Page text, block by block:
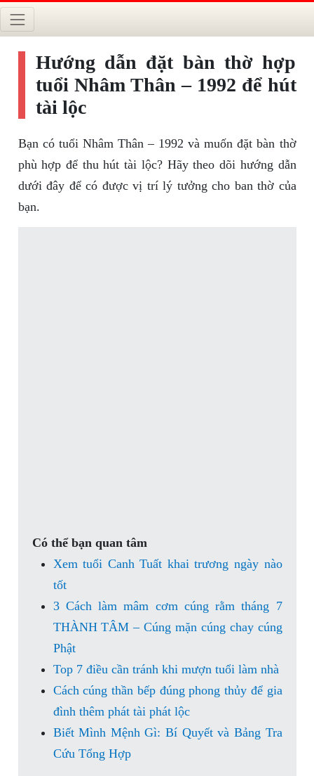
Hướng dẫn đặt bàn thờ hợp
tuổi Nhâm Thân – 1992 để hút
tài lộc
Bạn có tuổi Nhâm Thân – 1992 và muốn đặt bàn thờ
phù hợp để thu hút tài lộc? Hãy theo dõi hướng dẫn
dưới đây để có được vị trí lý tưởng cho ban thờ của
bạn.
Có thể bạn quan tâm
Xem tuổi Canh Tuất khai trương ngày nào
tốt
3 Cách làm mâm cơm cúng rằm tháng 7
THÀNH TÂM – Cúng mặn cúng chay cúng
Phật
Top 7 điều cần tránh khi mượn tuổi làm nhà
Cách cúng thần bếp đúng phong thủy để gia
đình thêm phát tài phát lộc
Biết Mình Mệnh Gì: Bí Quyết và Bảng Tra
Cứu Tổng Hợp